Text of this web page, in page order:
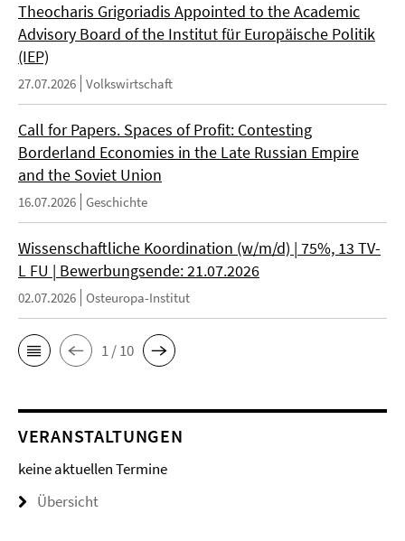
Theocharis Grigoriadis Appointed to the Academic
Advisory Board of the Institut für Europäische Politik
(IEP)
27.07.2026 Volkswirtschaft
Call for Papers. Spaces of Profit: Contesting
Borderland Economies in the Late Russian Empire
and the Soviet Union
16.07.2026 Geschichte
Wissenschaftliche Koordination (w/m/d) | 75%, 13 TV-
L FU | Bewerbungsende: 21.07.2026
02.07.2026 Osteuropa-Institut
1 / 10
VERANSTALTUNGEN
keine aktuellen Termine
Übersicht